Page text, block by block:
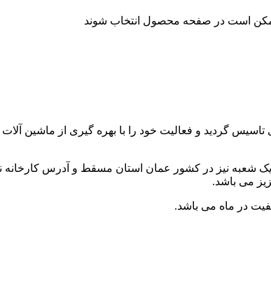
ممکن است در صفحه محصول انتخاب شوند
آقای احمد ذوالفقاری تاسیس گردید و فعالیت خود را با بهره گیری
در ماه می باشد.